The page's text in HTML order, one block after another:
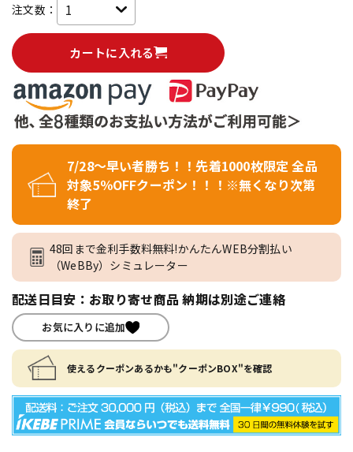
注文数：
カートに入れる
7/28～早い者勝ち！！先着1000枚限定 全品
対象5％OFFクーポン！！！※無くなり次第
終了
48回まで金利手数料無料!かんたんWEB分割払い
（WeBBy）シミュレーター
配送日目安：お取り寄せ商品 納期は別途ご連絡
お気に入りに追加
使えるクーポンあるかも"クーポンBOX"を確認